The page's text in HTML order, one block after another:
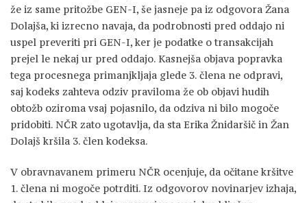
že iz same pritožbe GEN-I, še jasneje pa iz odgovora Žana
Dolajša, ki izrecno navaja, da podrobnosti pred oddajo ni
uspel preveriti pri GEN-I, ker je podatke o transakcijah
prejel le nekaj ur pred oddajo. Kasnejša objava popravka
tega procesnega primanjkljaja glede 3. člena ne odpravi,
saj kodeks zahteva odziv praviloma že ob objavi hudih
obtožb oziroma vsaj pojasnilo, da odziva ni bilo mogoče
pridobiti. NČR zato ugotavlja, da sta Erika Žnidaršič in Žan
Dolajš kršila 3. člen kodeksa.
V obravnavanem primeru NČR ocenjuje, da očitane kršitve
1. člena ni mogoče potrditi. Iz odgovorov novinarjev izhaja,